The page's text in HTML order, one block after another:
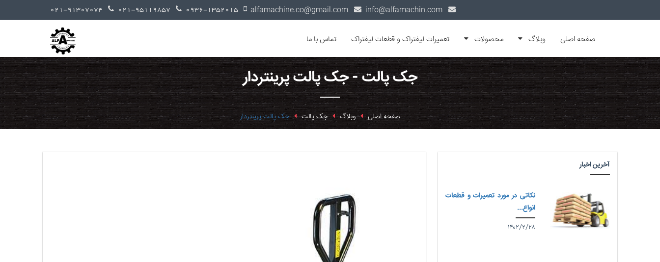
صفحه اصلی وبلاگ محصولات تعمیرات لیفتراک و قطعات لیفتراک تماس با ما
جک پالت - جک پالت پرینتردار
صفحه اصلی وبلاگ جک پالت جک پالت پرینتردار
آخرین اخبار
نکاتی در مورد تعمیرات و قطعات
انواع...
۱۴۰۲/۲/۲۸